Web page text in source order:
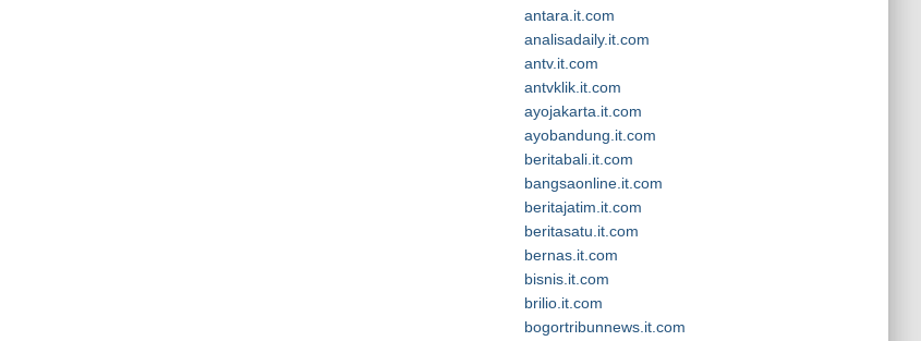
antara.it.com
analisadaily.it.com
antv.it.com
antvklik.it.com
ayojakarta.it.com
ayobandung.it.com
beritabali.it.com
bangsaonline.it.com
beritajatim.it.com
beritasatu.it.com
bernas.it.com
bisnis.it.com
brilio.it.com
bogortribunnews.it.com